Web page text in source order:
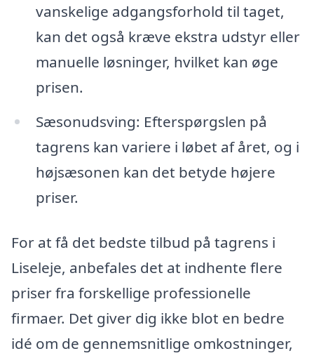
vanskelige adgangsforhold til taget,
kan det også kræve ekstra udstyr eller
manuelle løsninger, hvilket kan øge
prisen.
Sæsonudsving: Efterspørgslen på
tagrens kan variere i løbet af året, og i
højsæsonen kan det betyde højere
priser.
For at få det bedste tilbud på tagrens i
Liseleje, anbefales det at indhente flere
priser fra forskellige professionelle
firmaer. Det giver dig ikke blot en bedre
idé om de gennemsnitlige omkostninger,